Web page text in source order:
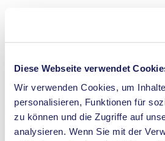
Diese Webseite verwendet
Wir verwenden Cookies, um
personalisieren, Funktionen für
zu können und die Zugriffe auf
analysieren. Wenn Sie mit der
Betriebsanleitung N 838 DC-B
PDF (4 MB) - Betriebsanleitung -